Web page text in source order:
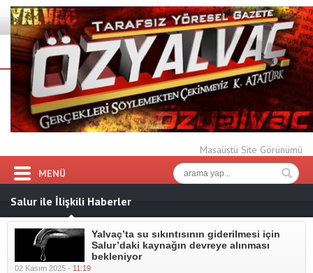
Masaüstü Site Görünümü
MENÜ
Salur ile İlişkili Haberler
Yalvaç’ta su sıkıntısının giderilmesi için
Salur’daki kaynağın devreye alınması
bekleniyor
02 Kasım 2025 - 11:19